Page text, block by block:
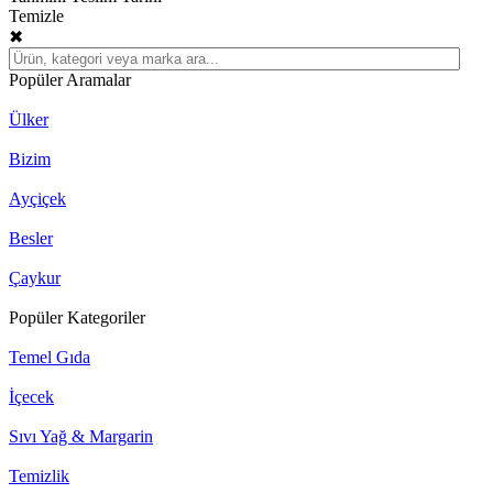
Temizle
✖
Popüler Aramalar
Ülker
Bizim
Ayçiçek
Besler
Çaykur
Popüler Kategoriler
Temel Gıda
İçecek
Sıvı Yağ & Margarin
Temizlik